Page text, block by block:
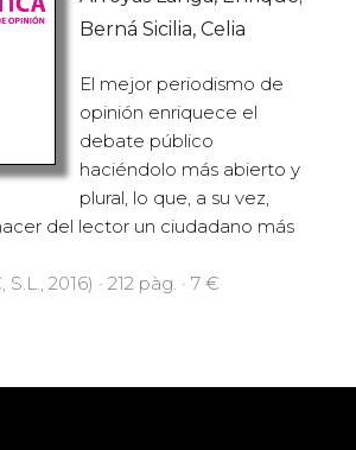
Berná Sicilia, Celia
El mejor periodismo de
opinión enriquece el
debate público
haciéndolo más abierto y
plural, lo que, a su vez,
del lector un ciudadano más
2016) · 212 pàg. · 7 €